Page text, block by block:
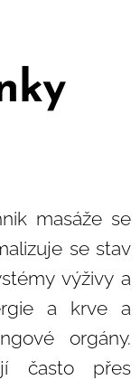
masáže se
se stav
výživy a
a krve a
orgány.
často přes